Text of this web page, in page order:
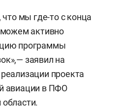
мы где-то с конца
можем активно
программы
заявил на
проекта
авиации в ПФО